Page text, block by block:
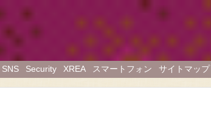
SNS Security XREA スマートフォン サイトマップ